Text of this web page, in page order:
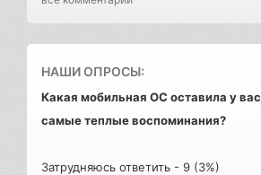
НАШИ ОПРОСЫ:
Какая мобильная ОС оставила у вас
самые теплые воспоминания?
Затрудняюсь ответить - 9 (3%)